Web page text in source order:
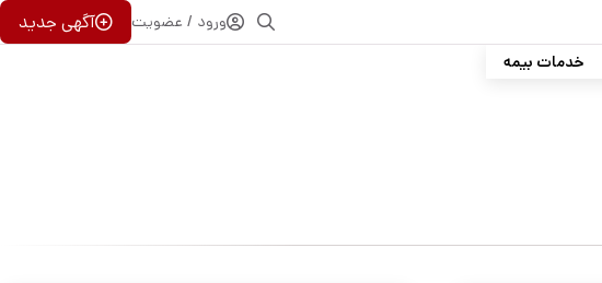
ورود / عضویت
آگهی جدید
خدمات بیمه